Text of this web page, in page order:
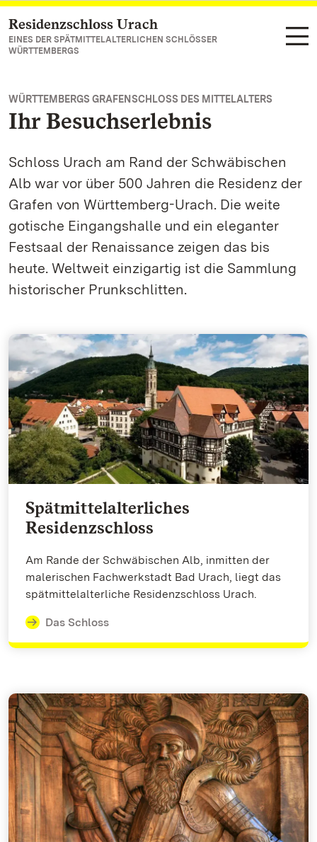
Zum Hauptinhalt springen
Residenzschloss Urach
EINES DER SPÄTMITTELALTERLICHEN SCHLÖSSER
WÜRTTEMBERGS
WÜRTTEMBERGS GRAFENSCHLOSS DES MITTELALTERS
Ihr Besuchserlebnis
Schloss Urach am Rand der Schwäbischen
Alb war vor über 500 Jahren die Residenz der
Grafen von Württemberg-Urach. Die weite
gotische Eingangshalle und ein eleganter
Festsaal der Renaissance zeigen das bis
heute. Weltweit einzigartig ist die Sammlung
historischer Prunkschlitten.
Spätmittelalterliches
Residenzschloss
Am Rande der Schwäbischen Alb, inmitten der
malerischen Fachwerkstadt Bad Urach, liegt das
spätmittelalterliche Residenzschloss Urach.
Das Schloss